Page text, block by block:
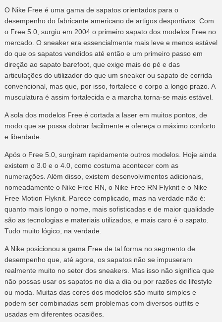
O Nike Free é uma gama de sapatos orientados para o
desempenho do fabricante americano de artigos desportivos. Com
o Free 5.0, surgiu em 2004 o primeiro sapato dos modelos Free no
mercado. O sneaker era essencialmente mais leve e menos estável
do que os sapatos vendidos até então e um primeiro passo em
direção ao sapato barefoot, que exige mais do pé e das
articulações do utilizador do que um sneaker ou sapato de corrida
convencional, mas que, por isso, fortalece o corpo a longo prazo. A
musculatura é assim fortalecida e a marcha torna-se mais estável.
A sola dos modelos Free é cortada a laser em muitos pontos, de
modo que se possa dobrar facilmente e ofereça o máximo conforto
e liberdade.
Após o Free 5.0, surgiram rapidamente outros modelos. Hoje ainda
existem o 3.0 e o 4.0, como costuma acontecer com as
numerações. Além disso, existem desenvolvimentos adicionais,
nomeadamente o Nike Free RN, o Nike Free RN Flyknit e o Nike
Free Motion Flyknit. Parece complicado, mas na verdade não é:
quanto mais longo o nome, mais sofisticadas e de maior qualidade
são as tecnologias e materiais utilizados, e mais caro é o sapato.
Tudo muito lógico, na verdade.
A Nike posicionou a gama Free de tal forma no segmento de
desempenho que, até agora, os sapatos não se impuseram
realmente muito no setor dos sneakers. Mas isso não significa que
não possas usar os sapatos no dia a dia ou por razões de lifestyle
ou moda. Muitas das cores dos modelos são muito simples e
podem ser combinadas sem problemas com diversos outfits e
usadas em diferentes ocasiões.